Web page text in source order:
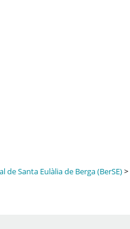
de Santa Eulàlia de Berga (BerSE)>